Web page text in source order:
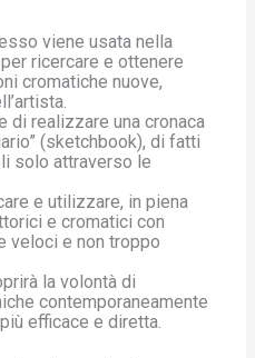
viene usata nella
ricercare e ottenere
cromatiche nuove,
di realizzare una cronaca
(sketchbook), di fatti
solo attraverso le
e utilizzare, in piena
e cromatici con
veloci e non troppo
la volontà di
contemporaneamente
efficace e diretta.